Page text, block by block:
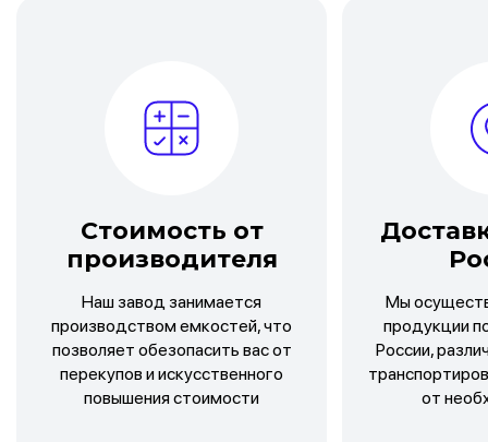
Стоимость от
производителя
Наш завод занимается
производством емкостей, что
позволяет обезопасить вас от
перекупов и искусственного
повышения стоимости
Мы
продукции
России,
от